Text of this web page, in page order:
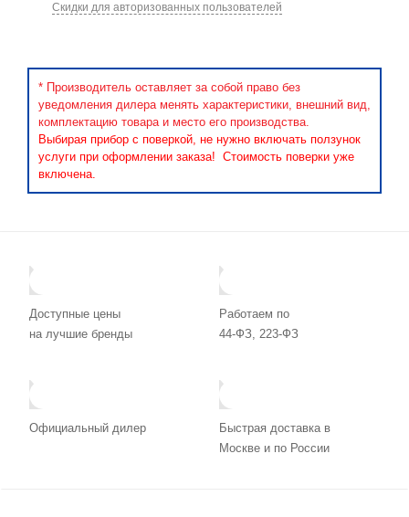
Скидки для авторизованных пользователей
* Производитель оставляет за собой право без
уведомления дилера менять характеристики, внешний вид,
комплектацию товара и место его производства.
Выбирая прибор с поверкой, не нужно включать ползунок
услуги при оформлении заказа! Стоимость поверки уже
включена.
Доступные цены
на лучшие бренды
Работаем по
44-ФЗ, 223-ФЗ
Официальный дилер
Быстрая доставка в
Москве и по России